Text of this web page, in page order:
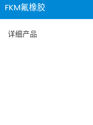
FKM氟橡胶
详细产品